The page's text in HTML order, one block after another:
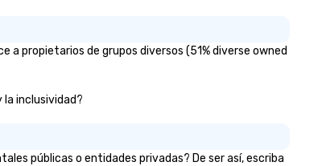
a propietarios de grupos diversos (51% diverse owned
la inclusividad?
públicas o entidades privadas? De ser así, escriba